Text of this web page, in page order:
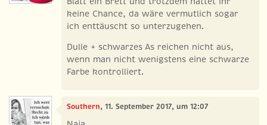
keine Chance, da wäre vermutlich sogar
ich enttäuscht so unterzugehen.
Dulle + schwarzes As reichen nicht aus,
wenn man nicht wenigstens eine schwarze
Farbe kontrolliert.
Southern, 11. September 2017, um 12:07